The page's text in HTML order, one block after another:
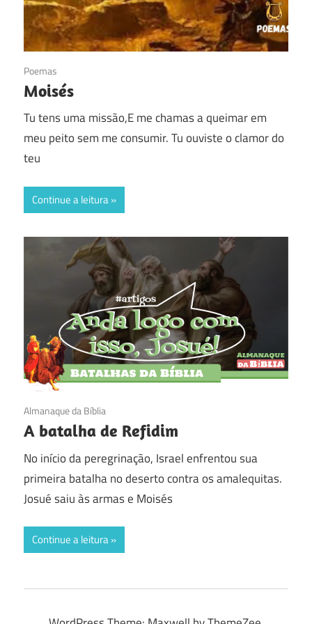
14/04/2024
Poemas
Moisés
Tu tens uma missão,E me chamas a queimar em
meu peito sem me consumir. Tu ouviste o clamor do
teu
Continue a leitura
04/09/2016
Almanaque da Bíblia
A batalha de Refidim
No início da peregrinação, Israel enfrentou sua
primeira batalha no deserto contra os amalequitas.
Josué saiu às armas e Moisés
Continue a leitura